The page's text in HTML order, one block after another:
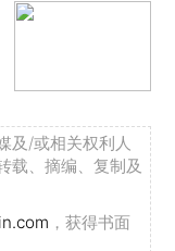
及/或相关权利人
载、摘编、复制及
，获得书面